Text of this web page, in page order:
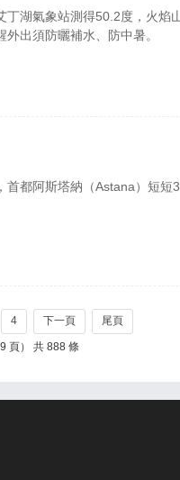
丁湖氣象站測得50.2度，火焰
出須防曬補水、防中暑。
首都阿斯塔納（Astana）短短
4 下一頁 尾頁
頁） 共 888 條